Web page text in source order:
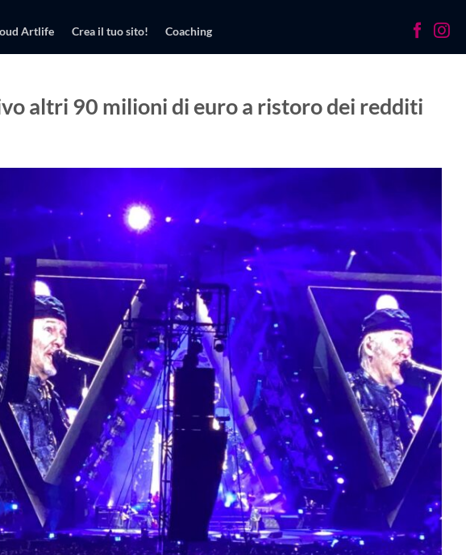
Artlife Crea il tuo sito! Coaching
altri 90 milioni di euro a ristoro dei redditi